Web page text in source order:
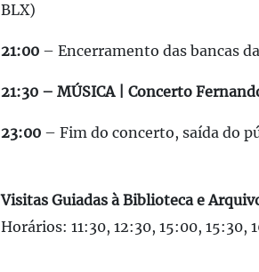
BLX)
21:00 – Encerramento das bancas
21:30 – MÚSICA | Concerto
23:00 – Fim do concerto, saída do
Visitas Guiadas à Biblioteca e
Horários: 11:30, 12:30, 15:00, 15:30,